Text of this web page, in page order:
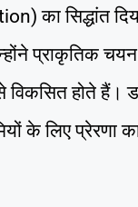
का सिद्धांत
प्राकृतिक
होते हैं।
के लिए